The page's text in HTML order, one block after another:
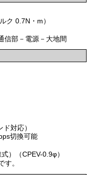
ク 0.7N・m）
信部－電源－大地間
対応）
切換可能
）（CPEV-0.9φ）
す。